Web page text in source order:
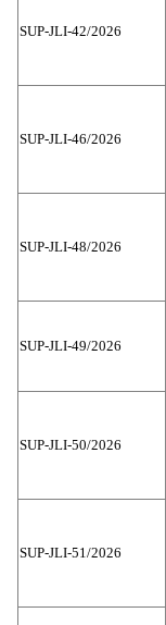
SUP-JLI-42/2026
SUP-JLI-46/2026
SUP-JLI-48/2026
SUP-JLI-49/2026
SUP-JLI-50/2026
SUP-JLI-51/2026